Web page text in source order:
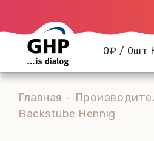
0₽ / 0шт
Главная
Backstube Hennig